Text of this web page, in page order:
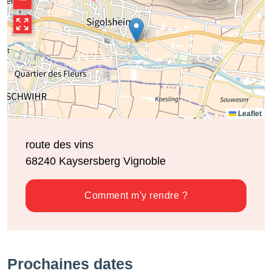
Leaflet
route des vins
68240 Kaysersberg Vignoble
Comment m'y rendre ?
Prochaines dates